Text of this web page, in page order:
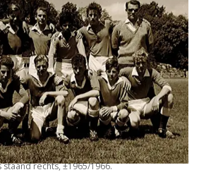
rechts, ±1965/1966.